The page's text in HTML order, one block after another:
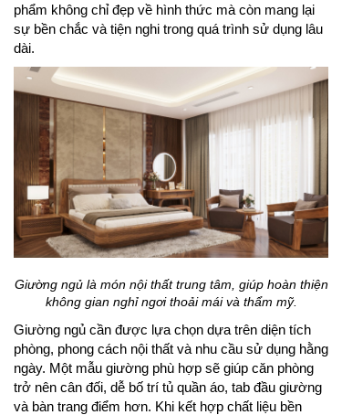
phẩm không chỉ đẹp về hình thức mà còn mang lại
sự bền chắc và tiện nghi trong quá trình sử dụng lâu
dài.
Giường ngủ là món nội thất trung tâm, giúp hoàn thiện
không gian nghỉ ngơi thoải mái và thẩm mỹ.
Giường ngủ cần được lựa chọn dựa trên diện tích
phòng, phong cách nội thất và nhu cầu sử dụng hằng
ngày. Một mẫu giường phù hợp sẽ giúp căn phòng
trở nên cân đối, dễ bố trí tủ quần áo, tab đầu giường
và bàn trang điểm hơn. Khi kết hợp chất liệu bền